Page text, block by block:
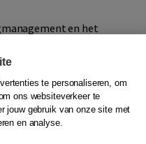
en het
maakt hiervoor
aan (invasieve en
en
te personaliseren, om
ons websiteverkeer te
jouw gebruik van onze site met
en analyse.